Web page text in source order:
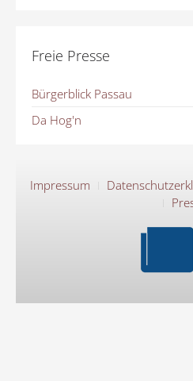
Freie Presse
Bürgerblick Passau
Da Hog'n
Impressum